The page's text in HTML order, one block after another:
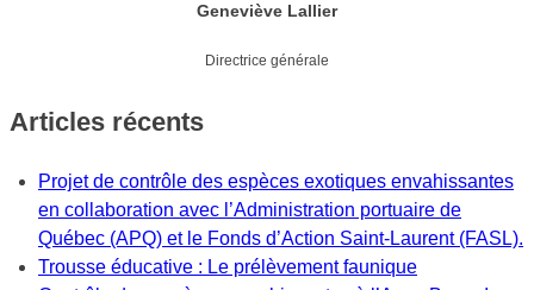
Geneviève Lallier
Directrice générale
Articles récents
Projet de contrôle des espèces exotiques envahissantes
en collaboration avec l’Administration portuaire de
Québec (APQ) et le Fonds d’Action Saint-Laurent (FASL).
Trousse éducative : Le prélèvement faunique